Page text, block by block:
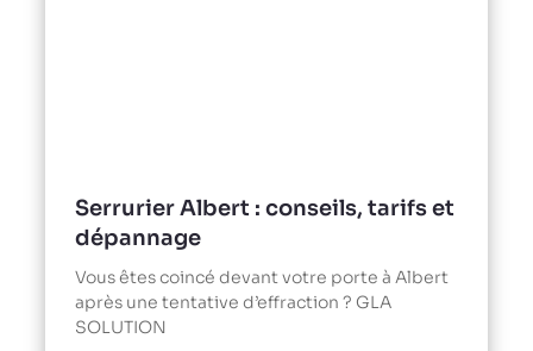
Serrurier Albert : conseils, tarifs et
dépannage
Vous êtes coincé devant votre porte à Albert
après une tentative d’effraction ? GLA
SOLUTION